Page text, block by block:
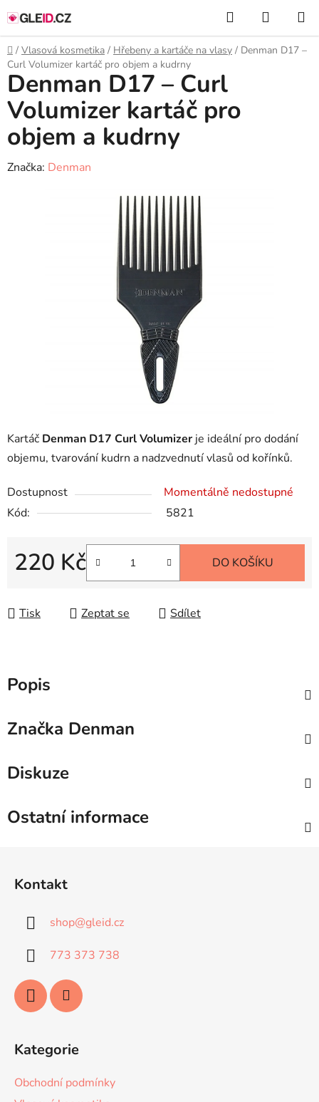
na
obsah
Hledat
KOŠÍK
Domů
/ Vlasová kosmetika / Hřebeny a kartáče na vlasy / Denman D17 –
Curl Volumizer kartáč pro objem a kudrny
Kartáč Denman D17 Curl Volumizer je ideální pro dodání
objemu, tvarování kudrn a nadzvednutí vlasů od kořínků.
Dostupnost
Momentálně nedostupné
Kód:
5821
220 Kč DO KOŠÍKU
Tisk Zeptat se Sdílet
Denman D17 – Curl
Volumizer kartáč pro
objem a kudrny
Značka: Denman
Popis
Značka Denman
Diskuze
Ostatní informace
Kontakt
shop@gleid.cz
773 373 738
Kategorie
Obchodní podmínky